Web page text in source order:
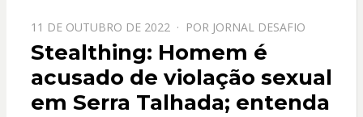
PPOSTADO
EM
11 DE OUTUBRO DE 2022 POR JORNAL DESAFIO
Stealthing: Homem é
acusado de violação sexual
em Serra Talhada; entenda